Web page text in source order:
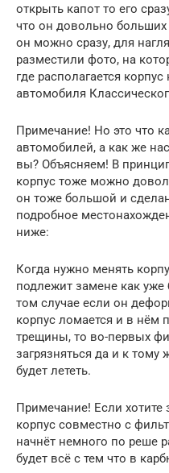
открыть капот то его
что он довольно больших
он можно сразу, для
разместили фото, на
где располагается
автомобиля
Примечание! Но это что
автомобилей, а как же
вы? Объясняем! В
корпус тоже можно
он тоже большой и
подробное
ниже:
Когда нужно менять
подлежит замене как
том случае если он
корпус ломается и в нём
трещины, то во-первых
загрязняться да и к тому
будет лететь.
Примечание! Если хотите
корпус совместно с
начнёт немного по реше
будет всё с тем что в